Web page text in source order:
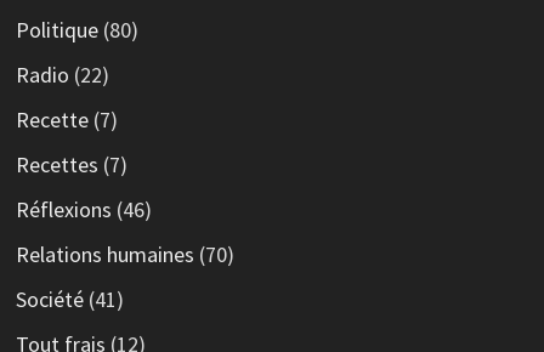
Politique(80)
Radio (22)
Recette(7)
Recettes (7)
Réflexions (46)
Relations humaines (70)
Société(41)
Tout frais (12)